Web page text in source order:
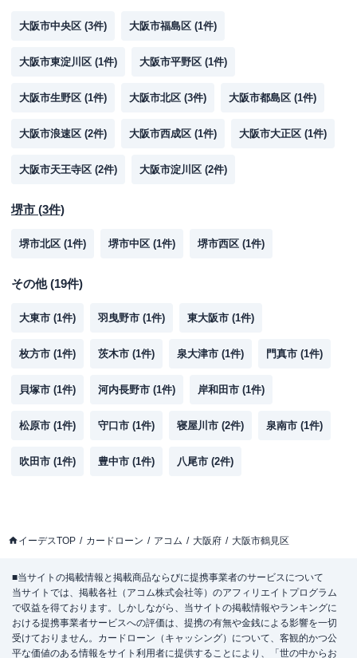
大阪市中央区 (3件) 大阪市福島区 (1件)
大阪市東淀川区 (1件) 大阪市平野区 (1件)
大阪市生野区 (1件) 大阪市北区 (3件) 大阪市都島区 (1件)
大阪市浪速区 (2件) 大阪市西成区 (1件) 大阪市大正区 (1件)
大阪市天王寺区 (2件) 大阪市淀川区 (2件)
堺市 (3件)
堺市北区 (1件) 堺市中区 (1件) 堺市西区 (1件)
その他(19件)
大東市 (1件) 羽曳野市 (1件) 東大阪市 (1件)
枚方市 (1件) 茨木市 (1件) 泉大津市 (1件) 門真市 (1件)
貝塚市 (1件) 河内長野市 (1件) 岸和田市 (1件)
松原市 (1件) 守口市 (1件) 寝屋川市 (2件) 泉南市 (1件)
吹田市 (1件) 豊中市 (1件) 八尾市 (2件)
イーデスTOP カードローン アコム 大阪府 大阪市鶴見区
■当サイトの掲載情報と掲載商品ならびに提携事業者のサービスについて
当サイトでは、掲載各社（アコム株式会社等）のアフィリエイトプログラム
で収益を得ております。しかしながら、当サイトの掲載情報やランキングに
おける提携事業者サービスへの評価は、提携の有無や金銭による影響を一切
受けておりません。カードローン（キャッシング）について、客観的かつ公
平な価値のある情報をサイト利用者に提供することにより、「世の中からお